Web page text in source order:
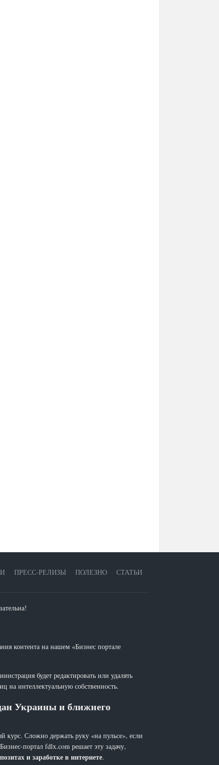
ПРЕСС-РЕЛИЗЫ ПОЛЕЗНО СТАТЬИ
контента на нашем «Бизнес портале
будет редактировать или удалять
на интеллектуальную собственность.
Украины и ближнего
курс. Сложно держать руку «на пульсе», если
портал fdlx.com решает эту задачу,
и заработке в интернете.